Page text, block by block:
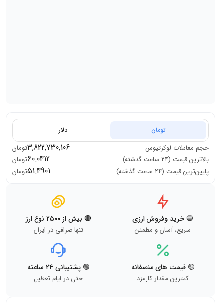
تومان دلار
حجم معاملات لوکرتیوس 3,822,730,106تومان
بالاترین قیمت (۲۴ ساعت گذشته)
60.0412تومان
پایین‌ترین قیمت (۲۴ ساعت گذشته)
51.4901تومان
🔵 خرید وفروش ارزی
سریع، آسان و مطمئن
🔴 بیش از ۲۵۰۰ نوع ارز
تنها صرافی در ایران
🟡 قیمت های منصفانه
کمترین مقدار کارمزد
🟢 پشتیبانی ۲۴ ساعته
حتی در ایام تعطیل